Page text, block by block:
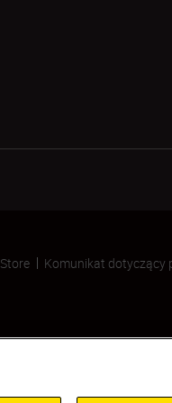
Komunikat dotyczący